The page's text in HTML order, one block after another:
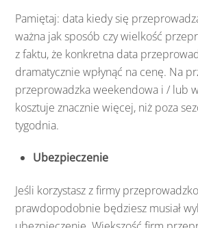
Pamiętaj: data kiedy się
ważna jak sposób czy wielkość
z faktu, że konkretna data
dramatycznie wpłynąć na cenę. Na
przeprowadzka weekendowa i / lub
kosztuje znacznie więcej, niż poza
tygodnia.
Ubezpieczenie
Jeśli korzystasz z firmy
prawdopodobnie będziesz musiał